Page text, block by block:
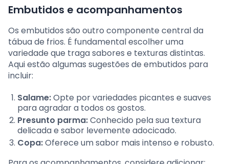
Embutidos e acompanhamentos
Os embutidos são outro componente central da
tábua de frios. É fundamental escolher uma
variedade que traga sabores e texturas distintas.
Aqui estão algumas sugestões de embutidos para
incluir:
Salame:Opte por variedades picantes e suaves
para agradar a todos os gostos.
Presunto parma:Conhecido pela sua textura
delicada e sabor levemente adocicado.
Copa:Oferece um sabor mais intenso e robusto.